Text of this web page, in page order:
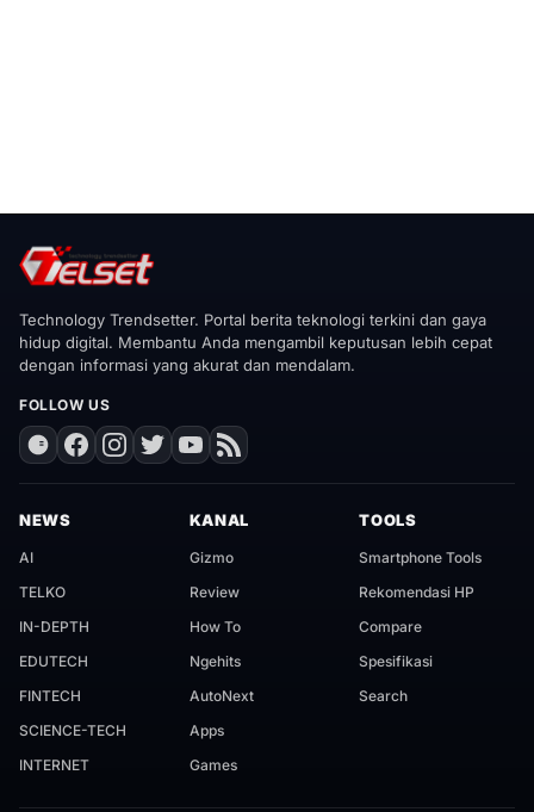
Technology Trendsetter. Portal berita teknologi terkini dan gaya
hidup digital. Membantu Anda mengambil keputusan lebih cepat
dengan informasi yang akurat dan mendalam.
FOLLOW US
NEWS
AI
TELKO
IN-DEPTH
EDUTECH
FINTECH
SCIENCE-TECH
INTERNET
KANAL
Gizmo
Review
How To
Ngehits
AutoNext
Apps
Games
TOOLS
Smartphone Tools
Rekomendasi HP
Compare
Spesifikasi
Search